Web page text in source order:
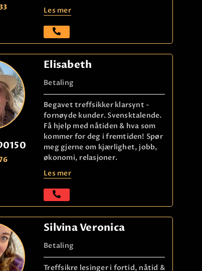
Elisabeth
Betaling
Begavet treffsikker klarsynt -
fornøyde kunder. Svensktalende.
Få hjelp med nåtiden & hva som
kommer for deg i fremtiden! Spør
meg gjerne om kjærlighet, jobb,
økonomi, relasjoner.
Les mer
Silvina Veronica
Betaling
Treffsikre lesinger i fortid, nåtid &
Les mer